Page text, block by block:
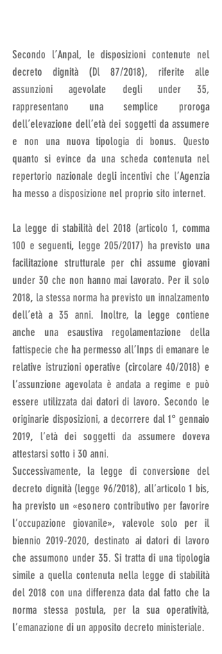
Secondo l’Anpal, le disposizioni contenute nel
decreto dignità (Dl 87/2018), riferite alle
assunzioni agevolate degli under 35,
rappresentano una semplice proroga
dell’elevazione dell’età dei soggetti da assumere
e non una nuova tipologia di bonus. Questo
quanto si evince da una scheda contenuta nel
repertorio nazionale degli incentivi che l’Agenzia
ha messo a disposizione nel proprio sito internet.
La legge di stabilità del 2018 (articolo 1, comma
100 e seguenti, legge 205/2017) ha previsto una
facilitazione strutturale per chi assume giovani
under 30 che non hanno mai lavorato. Per il solo
2018, la stessa norma ha previsto un innalzamento
dell’età a 35 anni. Inoltre, la legge contiene
anche una esaustiva regolamentazione della
fattispecie che ha permesso all’Inps di emanare le
relative istruzioni operative (circolare 40/2018) e
l’assunzione agevolata è andata a regime e può
essere utilizzata dai datori di lavoro. Secondo le
originarie disposizioni, a decorrere dal 1° gennaio
2019, l’età dei soggetti da assumere doveva
attestarsi sotto i 30 anni.
Successivamente, la legge di conversione del
decreto dignità (legge 96/2018), all’articolo 1 bis,
ha previsto un «esonero contributivo per favorire
l’occupazione giovanile», valevole solo per il
biennio 2019-2020, destinato ai datori di lavoro
che assumono under 35. Si tratta di una tipologia
simile a quella contenuta nella legge di stabilità
del 2018 con una differenza data dal fatto che la
norma stessa postula, per la sua operatività,
l’emanazione di un apposito decreto ministeriale.